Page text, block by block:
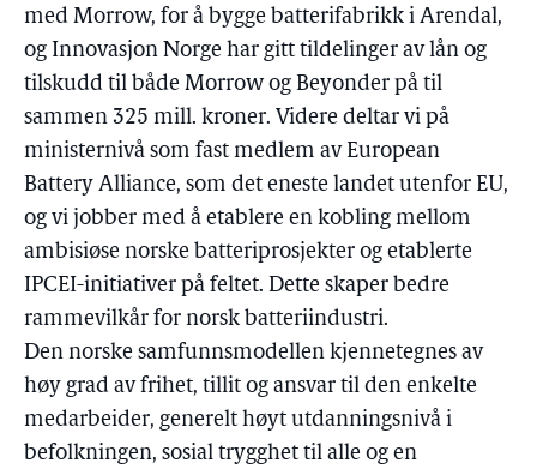
med Morrow, for å bygge batterifabrikk i Arendal,
og Innovasjon Norge har gitt tildelinger av lån og
tilskudd til både Morrow og Beyonder på til
sammen 325 mill. kroner. Videre deltar vi på
ministernivå som fast medlem av European
Battery Alliance, som det eneste landet utenfor EU,
og vi jobber med å etablere en kobling mellom
ambisiøse norske batteriprosjekter og etablerte
IPCEI-initiativer på feltet. Dette skaper bedre
rammevilkår for norsk batteriindustri.
Den norske samfunnsmodellen kjennetegnes av
høy grad av frihet, tillit og ansvar til den enkelte
medarbeider, generelt høyt utdanningsnivå i
befolkningen, sosial trygghet til alle og en